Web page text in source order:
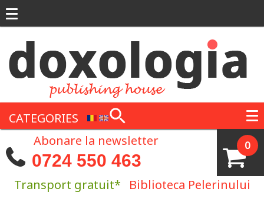
CATEGORIES
0
Abonare la newsletter
0724 550 463
Transport gratuit* Biblioteca Pelerinului